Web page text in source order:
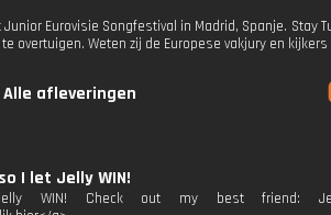
Eurovisie Songfestival in Madrid, Spanje. Stay
overtuigen. Weten zij de Europese vakjury en
Alle afleveringen
I let Jelly WIN!
WIN! Check out my best friend: